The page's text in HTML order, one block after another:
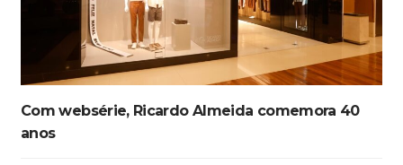
Com websérie, Ricardo Almeida comemora 40
anos